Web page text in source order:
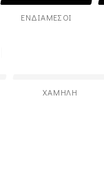
ΕΝΔΙΆΜΕΣΟΙ
ΧΑΜΗΛΉ